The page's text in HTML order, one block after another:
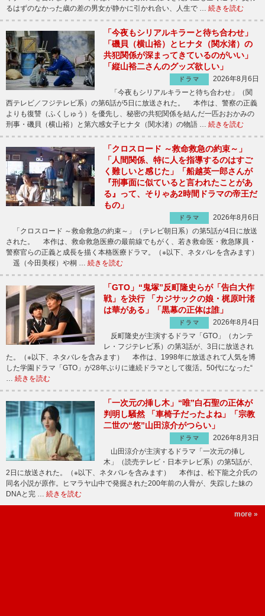
るはずのなかった歳の差の男女が静かに引かれ合い、人生で … 続きを読む
「今夜もシリアルキラーと待ち合わせ」
「磯貝（横山裕）とヒナタ（関水渚）の
共犯関係が深まってきているのがいい」
「縦山裕二さんのグッズ欲しい」
ドラマ
2026年8月6日
「今夜もシリアルキラーと待ち合わせ」（関
西テレビ／フジテレビ系）の第6話が5日に放送された。 本作は、警察の正義
よりも復讐（ふくしゅう）を優先し、秘密の共犯関係を結んだ一匹おおかみの
刑事・磯貝（横山裕）と第六感女子ヒナタ（関水渚）の物語 … 続きを読む
「クロスロード ～救命救急の約束～」
「人間関係、特に人を指導するのはすご
く難しいと感じた」「船越英一郎さんが
『刑事面に似ていると言われたことがあ
る』って、そりゃあ2時間ドラマの帝王だ
もの」
ドラマ
2026年8月6日
「クロスロード ～救命救急の約束～」（テレビ朝日系）の第5話が4日に放送
された。 本作は、救命救急医療の最前線でもがく、若き救命医・救急隊員・
警察官らの正義と成長を描く本格医療ドラマ。（※以下、ネタバレを含みます）
遥（今田美桜）や桐 … 続きを読む
「GTO」“鬼塚”反町隆史らが「告白大作
戦」を決行 「カジサックの娘・梶原叶渚
は華がある」「黒幕の正体は誰」
ドラマ
2026年8月4日
反町隆史が主演するドラマ「GTO」（カンテ
レ・フジテレビ系）の第3話が、3日に放送され
た。（※以下、ネタバレを含みます） 本作は、1998年に放送されて人気を博
した学園ドラマ「GTO」が28年ぶりに連続ドラマとして復活。50代になった“
続きを読む
「一次元の挿し木」“唯”白石聖の正体が
判明し騒然 「車椅子だったよね」「宗教
二世の“悠”山田涼介がつらい」
ドラマ
2026年8月3日
山田涼介が主演するドラマ「一次元の挿し
木」（読売テレビ・日本テレビ系）の第5話が、
2日に放送された。（※以下、ネタバレを含みます） 本作は、松下龍之介氏の
同名小説が原作。ヒマラヤ山中で発掘された200年前の人骨が、失踪した妹の
DNAと完 … 続きを読む
more »